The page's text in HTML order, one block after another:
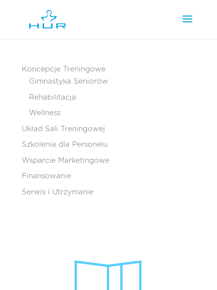
Koncepcje Treningowe
Gimnastyka Seniorów
Rehabilitacja
Wellness
Układ Sali Treningowej
Szkolenia dla Personelu
Wsparcie Marketingowe
Finansowanie
Serwis i Utrzymanie